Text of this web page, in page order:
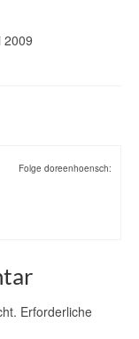
2009
Folge doreenhoensch:
Erforderliche